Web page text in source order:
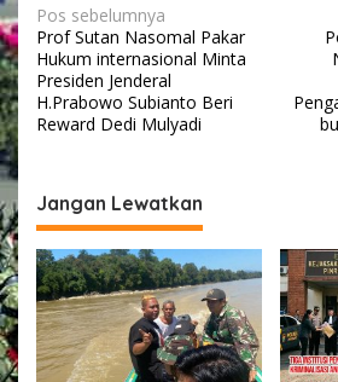
N
a
v
i
a
s
i
p
o
s
Pos sebelumnya
Prof Sutan Nasomal Pakar
Hukum internasional Minta
Presiden Jenderal
H.Prabowo Subianto Beri
Reward Dedi Mulyadi
Jangan Lewatkan